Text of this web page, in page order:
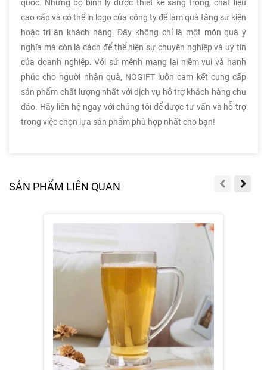
quốc. Những bộ bình ly được thiết kế sang trọng, chất liệu
cao cấp và có thể in logo của công ty để làm quà tặng sự kiện
hoặc tri ân khách hàng. Đây không chỉ là một món quà ý
nghĩa mà còn là cách để thể hiện sự chuyên nghiệp và uy tín
của doanh nghiệp. Với sứ mệnh mang lại niềm vui và hạnh
phúc cho người nhận quà, NOGIFT luôn cam kết cung cấp
sản phẩm chất lượng nhất với dịch vụ hỗ trợ khách hàng chu
đáo. Hãy liên hệ ngay với chúng tôi để được tư vấn và hỗ trợ
trong việc chọn lựa sản phẩm phù hợp nhất cho bạn!
SẢN PHẨM LIÊN QUAN